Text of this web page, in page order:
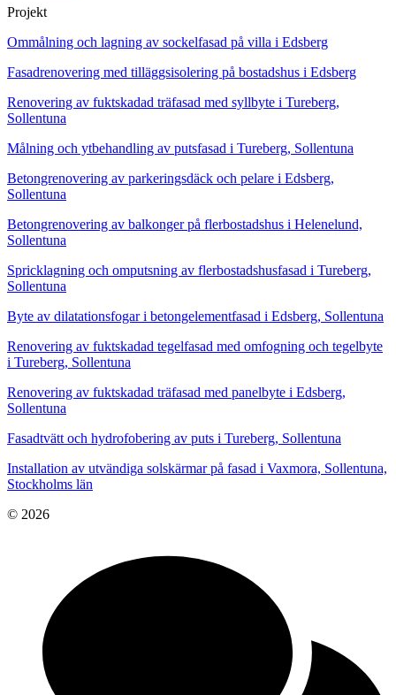
Projekt
Ommålning och lagning av sockelfasad på villa i Edsberg
Fasadrenovering med tilläggsisolering på bostadshus i Edsberg
Renovering av fuktskadad träfasad med syllbyte i Tureberg,
Sollentuna
Målning och ytbehandling av putsfasad i Tureberg, Sollentuna
Betongrenovering av parkeringsdäck och pelare i Edsberg,
Sollentuna
Betongrenovering av balkonger på flerbostadshus i Helenelund,
Sollentuna
Spricklagning och omputsning av flerbostadshusfasad i Tureberg,
Sollentuna
Byte av dilatationsfogar i betongelementfasad i Edsberg, Sollentuna
Renovering av fuktskadad tegelfasad med omfogning och tegelbyte
i Tureberg, Sollentuna
Renovering av fuktskadad träfasad med panelbyte i Edsberg,
Sollentuna
Fasadtvätt och hydrofobering av puts i Tureberg, Sollentuna
Installation av utvändiga solskärmar på fasad i Vaxmora, Sollentuna,
Stockholms län
© 2026